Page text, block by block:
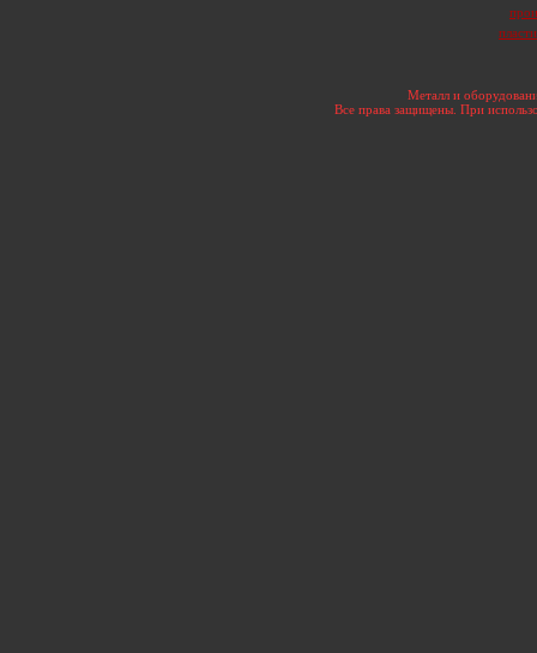
Металл и
Все права защищены. При